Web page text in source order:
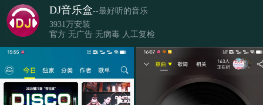
DJ音乐盒--最好听的音乐
3931万安装
官方 无广告 无病毒 人工复检